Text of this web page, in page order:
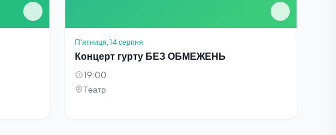
П'ятниця, 14 серпня
Концерт гурту БЕЗ ОБМЕЖЕНЬ
19:00
Театр